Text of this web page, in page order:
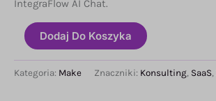
IntegraFlow AI Chat.
ilość
Automatyczne
subskrypcji
Dodaj Do Koszyka
Kategoria: Make Znaczniki: Konsulting, SaaS,